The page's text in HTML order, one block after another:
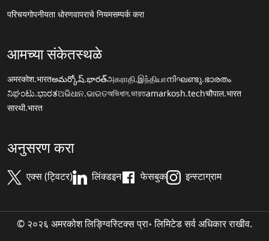
परिचयगोपनीयता धोरणवापराचे नियमसम्पर्क करा
आमच्या संकेतस्थळे
अमरकोश.भारतఅమర్కోష్.భారత్அகராதி.இந்தியாനിഘണ്ടു.ഭാരതം
ನಿಘಂಟು.ಭಾರತଅଭିଧାନ.ଭାରତঅভিধান.ভারতamarkosh.techचौपाल.भारत
सारथी.भारत
अनुसरण करा
एक्स (ट्विटर) लिंक्डइन फेसबुक इन्स्टाग्राम
© २०२६ अमरकोश लिङ्ग्विस्टिक्स प्रा॰ लिमिटेड सर्व अधिकार राखीव.